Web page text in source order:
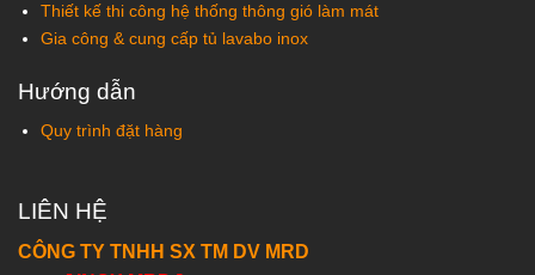
Thiết kế thi công hệ thống thông gió làm mát
Gia công & cung cấp tủ lavabo inox
Hướng dẫn
Quy trình đặt hàng
LIÊN HỆ
CÔNG TY TNHH SX TM DV MRD